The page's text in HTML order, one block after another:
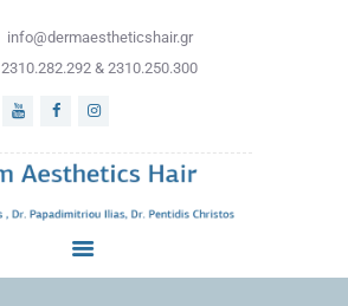
info@dermaestheticshair.gr
2310.282.292 & 2310.250.300